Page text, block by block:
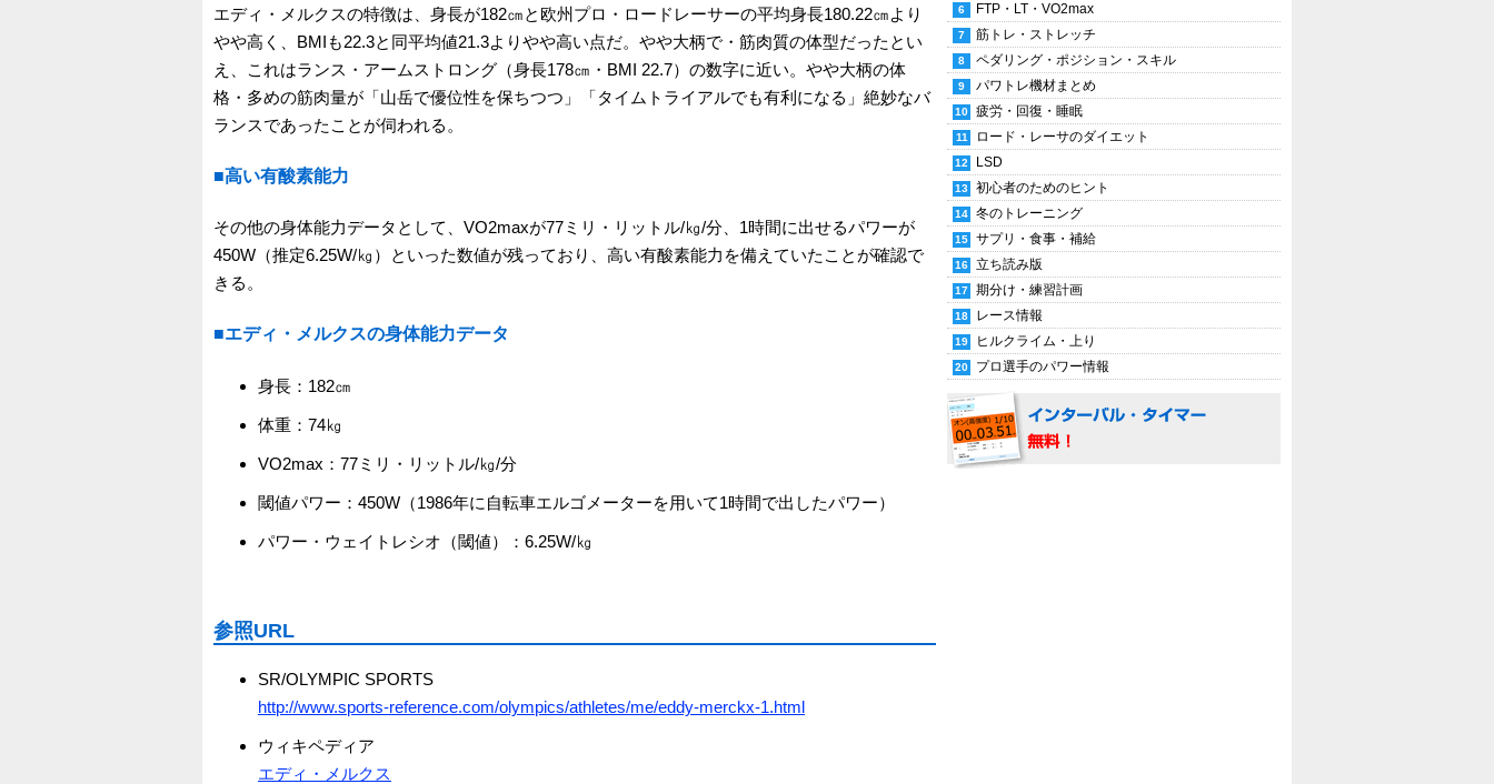
エディ・メルクスの特徴は、身長が182㎝と欧州プロ・ロードレーサーの平均身長180.22㎝より
やや高く、BMIも22.3と同平均値21.3よりやや高い点だ。やや大柄で・筋肉質の体型だったとい
え、これはランス・アームストロング（身長178㎝・BMI 22.7）の数字に近い。やや大柄の体
格・多めの筋肉量が「山岳で優位性を保ちつつ」「タイムトライアルでも有利になる」絶妙なバ
ランスであったことが伺われる。
■高い有酸素能力
その他の身体能力データとして、VO2maxが77ミリ・リットル/㎏/分、1時間に出せるパワーが
450W（推定6.25W/㎏）といった数値が残っており、高い有酸素能力を備えていたことが確認で
きる。
■エディ・メルクスの身体能力データ
身長：182㎝
体重：74㎏
VO2max：77ミリ・リットル/㎏/分
閾値パワー：450W（1986年に自転車エルゴメーターを用いて1時間で出したパワー）
パワー・ウェイトレシオ（閾値）：6.25W/㎏
参照URL
SR/OLYMPIC SPORTS
http://www.sports-reference.com/olympics/athletes/me/eddy-merckx-1.html
ウィキペディア
エディ・メルクス
FTP・LT・VO2max
筋トレ・ストレッチ
ペダリング・ポジション・スキル
パワトレ機材まとめ
疲労・回復・睡眠
ロード・レーサのダイエット
LSD
初心者のためのヒント
冬のトレーニング
サプリ・食事・補給
立ち読み版
期分け・練習計画
レース情報
ヒルクライム・上り
プロ選手のパワー情報